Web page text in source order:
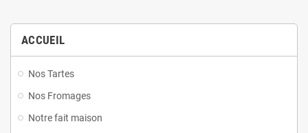
ACCUEIL
Nos Tartes
Nos Fromages
Notre fait maison